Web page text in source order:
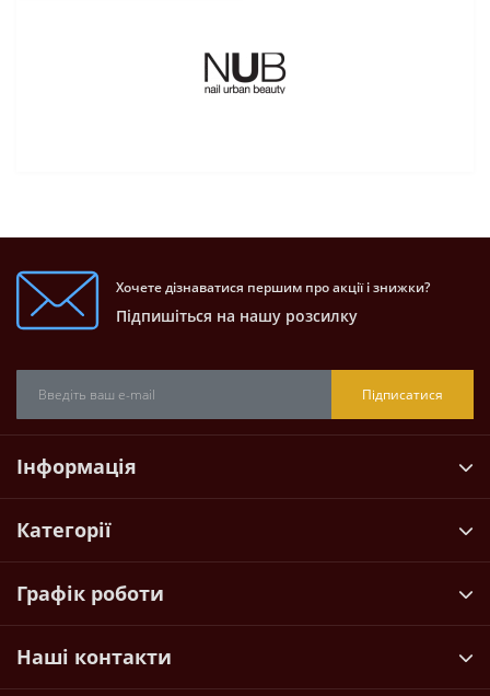
Хочете дізнаватися першим про акції і знижки?
Підпишіться на нашу розсилку
Підписатися
Інформація
Категорії
Графік роботи
Наші контакти